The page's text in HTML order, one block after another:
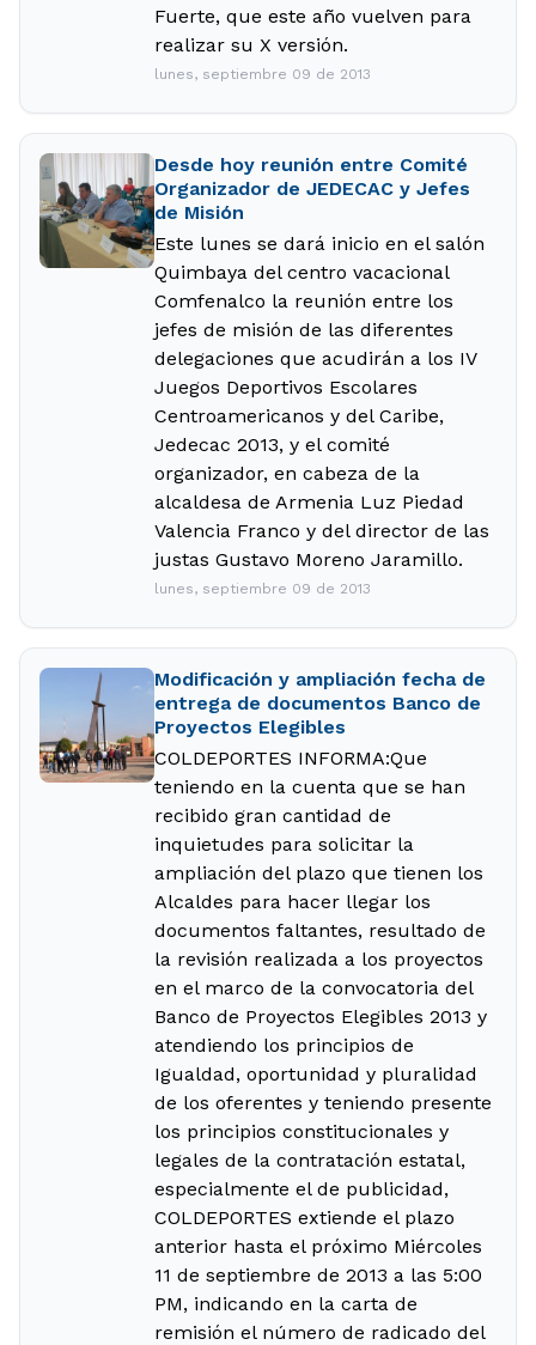
Fuerte, que este año vuelven para
realizar su X versión.
lunes, septiembre 09 de 2013
Desde hoy reunión entre Comité
Organizador de JEDECAC y Jefes
de Misión
Este lunes se dará inicio en el salón
Quimbaya del centro vacacional
Comfenalco la reunión entre los
jefes de misión de las diferentes
delegaciones que acudirán a los IV
Juegos Deportivos Escolares
Centroamericanos y del Caribe,
Jedecac 2013, y el comité
organizador, en cabeza de la
alcaldesa de Armenia Luz Piedad
Valencia Franco y del director de las
justas Gustavo Moreno Jaramillo.
lunes, septiembre 09 de 2013
Modificación y ampliación fecha de
entrega de documentos Banco de
Proyectos Elegibles
COLDEPORTES INFORMA:Que
teniendo en la cuenta que se han
recibido gran cantidad de
inquietudes para solicitar la
ampliación del plazo que tienen los
Alcaldes para hacer llegar los
documentos faltantes, resultado de
la revisión realizada a los proyectos
en el marco de la convocatoria del
Banco de Proyectos Elegibles 2013 y
atendiendo los principios de
Igualdad, oportunidad y pluralidad
de los oferentes y teniendo presente
los principios constitucionales y
legales de la contratación estatal,
especialmente el de publicidad,
COLDEPORTES extiende el plazo
anterior hasta el próximo Miércoles
11 de septiembre de 2013 a las 5:00
PM, indicando en la carta de
remisión el número de radicado del